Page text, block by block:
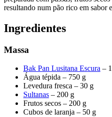
resultando num pão rico em sabor
Ingredientes
Massa
Bak Pan Lusitana Escura –
Água tépida – 750 g
Levedura fresca – 30 g
Sultanas – 200 g
Frutos secos – 200 g
Cubos de laranja – 50 g